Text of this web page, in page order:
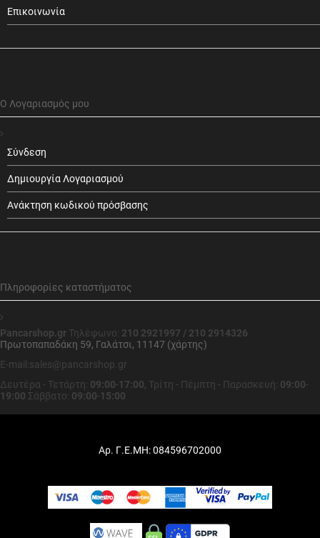
Επικοινωνία
Ο Λογαριασμός μου
Σύνδεση
Δημιουργία Λογαριασμού
Ανάκτηση κωδικού πρόσβασης
Πληροφορίες καταστήματος
Pancarshop.gr Τηλέφωνο: 210 2921997 / 210 2914326
Πρωτοπαπαδάκη 59, Γαλάτσι, 11147 (χάρτης)
E-mail:sales@pancarshop.gr
Δευτέρα - Τετάρτη: 09:00-17:00, Τρίτη - Πέμπτη - Παρασκευή: 09:00-
19:00 Σάββατο: 09:00-15:00
Αρ. Γ.Ε.ΜΗ: 084596702000